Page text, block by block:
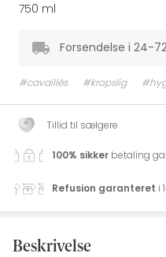
750 ml
Forsendelse i 24-
#cavaillès #kropslig
Tillid til sælgere
100% sikker betaling
Refusion garanteret i
Beskrivelse